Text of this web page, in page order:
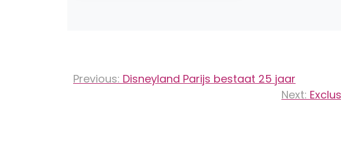
Bericht
Previous: Disneyland Parijs bestaat 25 jaar
Next: